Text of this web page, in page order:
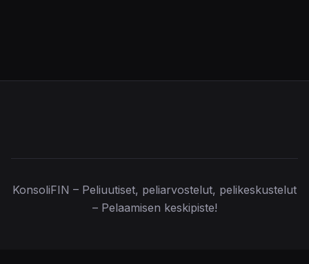
KonsoliFIN – Peliuutiset, peliarvostelut, pelikeskustelut
– Pelaamisen keskipiste!